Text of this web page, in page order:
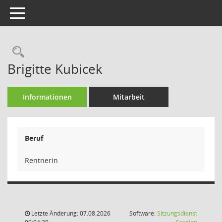
Toggle navigation
Rechercheauswahl
Brigitte Kubicek
Informationen Mitarbeit
Beruf
Rentnerin
Letzte Änderung: 07.08.2026
Software:Sitzungsdienst